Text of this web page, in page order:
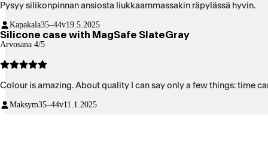
Pysyy silikonpinnan ansiosta liukkaammassakin räpylässä hyvin.
Kapakala35–44v19.5.2025
Silicone case with MagSafe SlateGray
Arvosana 4/5
Colour is amazing. About quality I can say only a few things: time
Maksym35–44v11.1.2025